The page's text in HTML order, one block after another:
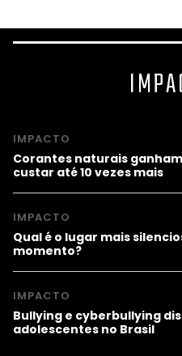
IMPACTO
Corantes naturais
custar até 10 vezes mais
IMPACTO
Qual é o lugar mais
momento?
IMPACTO
Bullying e cyberbullying
adolescentes no Brasil